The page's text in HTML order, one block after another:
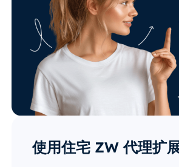
使用住宅 ZW 代理扩